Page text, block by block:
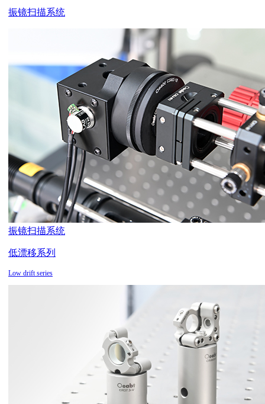
振镜扫描系统
振镜扫描系统
低漂移系列
Low drift series